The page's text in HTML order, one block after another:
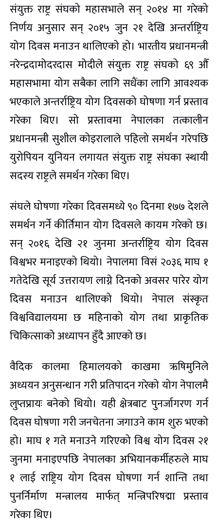
संयुक्त राष्ट्र संघको महासभाले सन् २०१४ मा गरेको
निर्णय अनुसार सन् २०१५ जुन २१ देखि अन्तर्राष्ट्रिय
योग दिवस मनाउन थालिएको हो। भारतीय प्रधानमन्त्री
नरेन्द्रदामोदरदास मोदीले संयुक्त राष्ट्र संघको ६९ औँ
महासभामा योग सबैका लागि सधैंका लागि आवश्यक
भएकाले अन्तर्राष्ट्रिय योग दिवसको घोषणा गर्न प्रस्ताव
गरेका थिए। सो प्रस्तावमा नेपालका तत्कालीन
प्रधानमन्त्री सुशील कोइरालाले पहिलो समर्थन गरेपछि
युरोपियन युनियन लगायत संयुक्त राष्ट्र संघका स्थायी
सदस्य राष्ट्रले समर्थन गरेका थिए।
संघले घोषणा गरेका दिवसमध्ये ९० दिनमा १७७ देशले
समर्थन गर्ने कीर्तिमान योग दिवसले कायम गरेको छ।
सन् २०१६ देखि २१ जुनमा अन्तर्राष्ट्रिय योग दिवस
विश्वभर मनाइएको थियो। नेपालमा विसं २०३६ माघ १
गतेदेखि सूर्य उत्तरायण लाग्ने दिनको अवसर पारेर योग
दिवस मनाउन थालिएको थियो। नेपाल संस्कृत
विश्वविद्यालयमा छ महिनाको योग तथा प्राकृतिक
चिकित्साको अध्यापन हुँदै आएको छ।
वैदिक कालमा हिमालयको काखमा ऋषिमुनिले
अध्ययन अनुसन्धान गरी प्रतिपादन गरेको योग नेपालमै
लुप्तप्रायः बनेको थियो। यही क्षेत्रबाट पुनर्जागरण गर्न
दिवस घोषणा गरी जनचेतना जगाउने काम शुरु भएको
हो। माघ १ गते मनाउने गरिएको विश्व योग दिवस २१
जुनमा मनाइएपछि नेपालका अभियानकर्मीहरुले माघ
१ लाई राष्ट्रिय योग दिवस घोषणा गर्न शान्ति तथा
पुनर्निर्माण मन्त्रालय मार्फत् मन्त्रिपरिषद्मा प्रस्ताव
गरेका थिए।